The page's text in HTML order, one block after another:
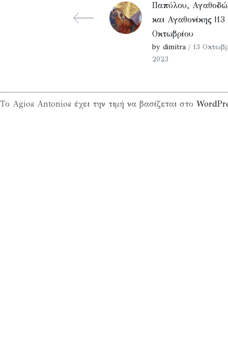
Παπύλου,
και Αγαθονίκης |13
Οκτωβρίου
by dimitra / 13
2023
Το Agios Antonios έχει την τιμή να βασίζεται στο